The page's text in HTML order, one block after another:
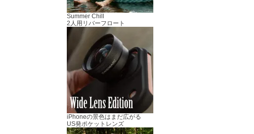
Summer Chill
2人用リバーフロート
iPhoneの景色はまだ広がる
US発ポケットレンズ